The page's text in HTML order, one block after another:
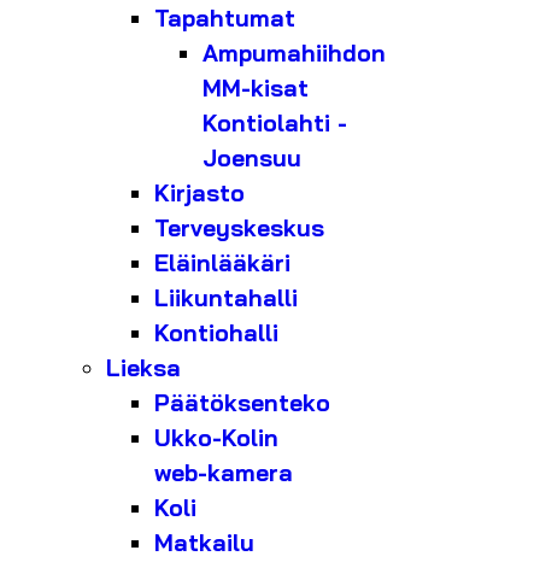
Tapahtumat
Ampumahiihdon
MM-kisat
Kontiolahti -
Joensuu
Kirjasto
Terveyskeskus
Eläinlääkäri
Liikuntahalli
Kontiohalli
Lieksa
Päätöksenteko
Ukko-Kolin
web-kamera
Koli
Matkailu